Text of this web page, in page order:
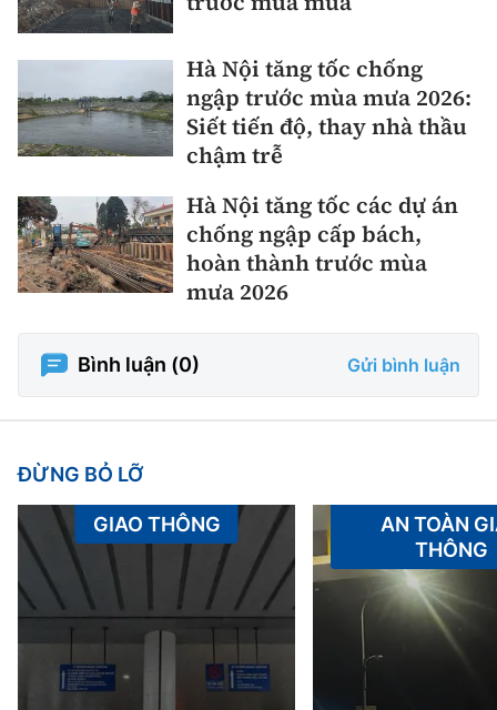
Hà Nội tăng tốc chống
ngập trước mùa mưa 2026:
Siết tiến độ, thay nhà thầu
chậm trễ
Hà Nội tăng tốc các dự án
chống ngập cấp bách,
hoàn thành trước mùa
mưa 2026
Bình luận (0) Gửi bình luận
ĐỪNG BỎ LỠ
GIAO THÔNG
AN TOÀN
THÔNG